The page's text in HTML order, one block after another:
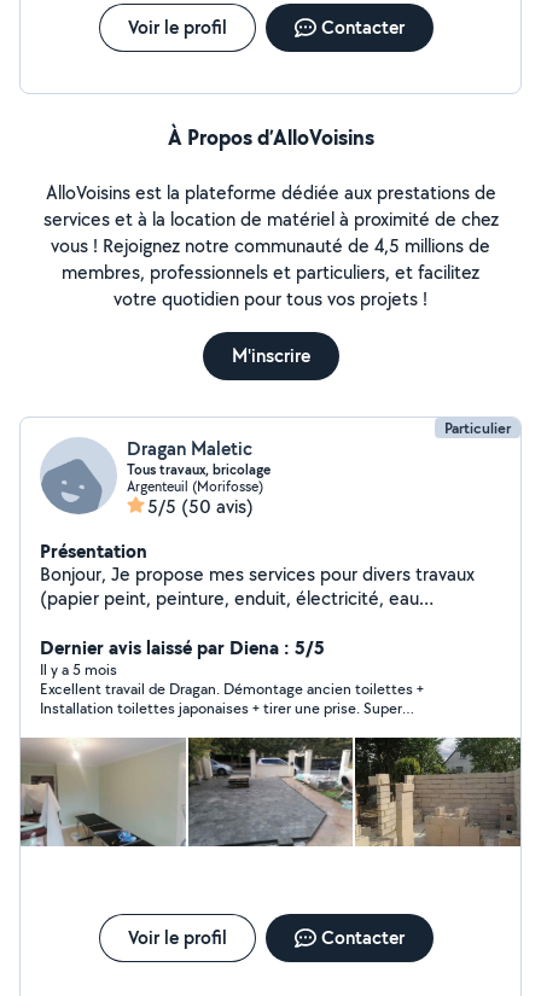
Voir le profil Contacter
À Propos d’AlloVoisins
AlloVoisins est la plateforme dédiée aux prestations de
services et à la location de matériel à proximité de chez
vous ! Rejoignez notre communauté de 4,5 millions de
membres, professionnels et particuliers, et facilitez
votre quotidien pour tous vos projets !
M'inscrire
Particulier
Dragan Maletic
Tous travaux, bricolage
Argenteuil (Morifosse)
5/5 (50 avis)
Présentation
Bonjour, Je propose mes services pour divers travaux
(papier peint, peinture, enduit, électricité, eau
pose de Ba13, isolation et également des travaux de
maçonnerie.
Dernier avis laissé par Diena : 5/5
Il y a 5 mois
Excellent travail de Dragan. Démontage ancien toilettes +
Installation toilettes japonaises + tirer une prise. Super
et donnes des bons conseils en amont et pendant les travaux.
Je vais refaire appel à lui. Il est excellent. Je vous le
recommande vivement. Très honnête, patient et soigneux.
Voir le profil Contacter